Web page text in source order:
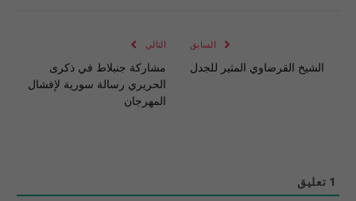
السابق
الشيخ القرضاوي المثير للجدل
التالي
مشاركة جنبلاط في ذكرى
الحريري رسالة سورية لإفشال
المهرجان
1 تعليق